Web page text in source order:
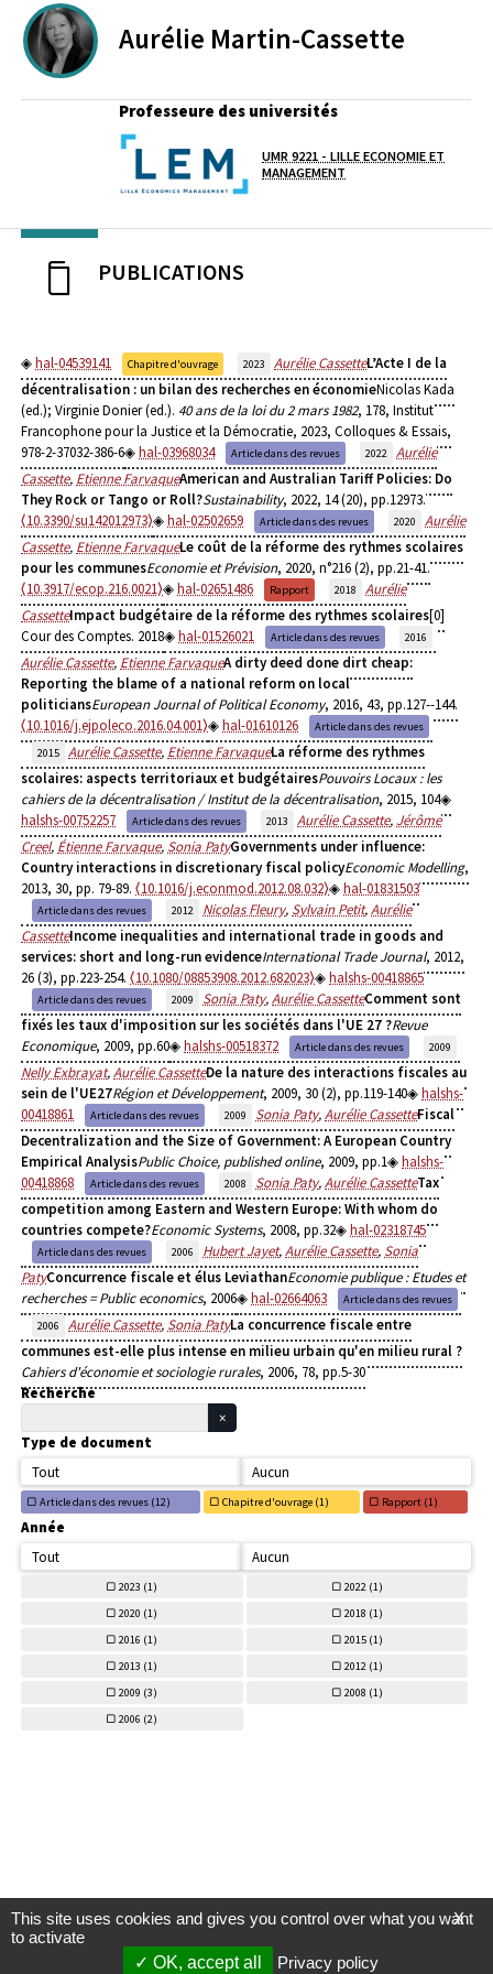
Aurélie Martin-Cassette
Professeure des universités
UMR 9221 - LILLE ECONOMIE ET
MANAGEMENT
PUBLICATIONS
hal-04539141 Chapitre d'ouvrage 2023 Aurélie CassetteL’Acte I de la
décentralisation : un bilan des recherches en économieNicolas Kada
(ed.); Virginie Donier (ed.). 40 ans de la loi du 2 mars 1982, 178, Institut
Francophone pour la Justice et la Démocratie, 2023, Colloques & Essais,
978-2-37032-386-6
hal-03968034 Article dans des revues 2022
Aurélie
Cassette, Etienne FarvaqueAmerican and Australian Tariff Policies: Do
They Rock or Tango or Roll?Sustainability, 2022, 14 (20), pp.12973.
⟨10.3390/su142012973⟩
hal-02502659 Article dans des revues 2020
Aurélie
Cassette, Etienne FarvaqueLe coût de la réforme des rythmes scolaires
pour les communesEconomie et Prévision, 2020, n°216 (2), pp.21-41.
⟨10.3917/ecop.216.0021⟩
hal-02651486 Rapport 2018
Aurélie
CassetteImpact budgétaire de la réforme des rythmes scolaires[0]
Cour des Comptes. 2018
hal-01526021 Article dans des revues 2016
Aurélie Cassette, Etienne FarvaqueA dirty deed done dirt cheap:
Reporting the blame of a national reform on local
politiciansEuropean Journal of Political Economy, 2016, 43, pp.127--144.
⟨10.1016/j.ejpoleco.2016.04.001⟩
hal-01610126
Article dans des revues
2015
Aurélie Cassette, Etienne FarvaqueLa réforme des rythmes
scolaires: aspects territoriaux et budgétairesPouvoirs Locaux : les
cahiers de la décentralisation / Institut de la décentralisation, 2015, 104
halshs-00752257
Article dans des revues 2013 Aurélie Cassette, Jérôme
Creel, Étienne Farvaque, Sonia PatyGovernments under influence:
Country interactions in discretionary fiscal policyEconomic Modelling,
2013, 30, pp. 79-89. ⟨10.1016/j.econmod.2012.08.032⟩ hal-01831503
Article dans des revues 2012 Nicolas Fleury, Sylvain Petit,Aurélie
CassetteIncome inequalities and international trade in goods and
services: short and long-run evidenceInternational Trade Journal, 2012,
26 (3), pp.223-254. ⟨10.1080/08853908.2012.682023⟩ halshs-00418865
Article dans des revues 2009 Sonia Paty,Aurélie CassetteComment sont
fixés les taux d'imposition sur les sociétés dans l'UE 27 ?Revue
Economique, 2009, pp.60 halshs-00518372 Article dans des revues 2009
Nelly Exbrayat,Aurélie CassetteDe la nature des interactions fiscales au
sein de l'UE27Région et Développement, 2009, 30 (2), pp.119-140
halshs-
00418861
Article dans des revues 2009 Sonia Paty,Aurélie CassetteFiscal
Decentralization and the Size of Government: A European Country
Empirical AnalysisPublic Choice, published online, 2009, pp.1
halshs-
00418868
Article dans des revues 2008 Sonia Paty,Aurélie CassetteTax
competition among Eastern and Western Europe: With whom do
countries compete?Economic Systems, 2008, pp.32 hal-02318745
Article dans des revues 2006 Hubert Jayet,Aurélie Cassette, Sonia
PatyConcurrence fiscale et élus LeviathanEconomie publique : Etudes et
recherches = Public economics, 2006 hal-02664063
Article dans des revues
2006
Aurélie Cassette, Sonia PatyLa concurrence fiscale entre
communes est-elle plus intense en milieu urbain qu'en milieu rural ?
Cahiers d'économie et sociologie rurales, 2006, 78, pp.5-30
Recherche
Type de document
Tout
Aucun
Article dans des revues (12) Chapitre d'ouvrage (1) Rapport (1)
Année
Tout
Aucun
2023 (1) 2022 (1)
2020 (1) 2018 (1)
2016 (1) 2015 (1)
2013 (1) 2012 (1)
2009 (3) 2008 (1)
2006 (2)
X
This site uses cookies and gives you control over what you want
to activate
OK, accept all
Privacy policy